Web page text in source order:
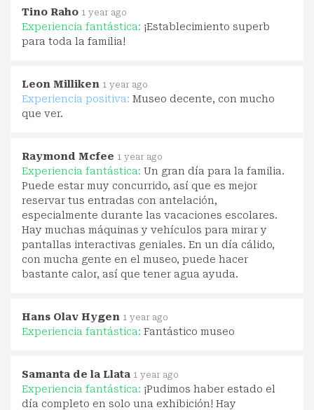
Tino Raho 1 year ago
Experiencia fantástica: ¡Establecimiento superb
para toda la familia!
Leon Milliken 1 year ago
Experiencia positiva: Museo decente, con mucho
que ver.
Raymond Mcfee 1 year ago
Experiencia fantástica: Un gran día para la familia.
Puede estar muy concurrido, así que es mejor
reservar tus entradas con antelación,
especialmente durante las vacaciones escolares.
Hay muchas máquinas y vehículos para mirar y
pantallas interactivas geniales. En un día cálido,
con mucha gente en el museo, puede hacer
bastante calor, así que tener agua ayuda.
Hans Olav Hygen 1 year ago
Experiencia fantástica: Fantástico museo
Samanta de la Llata 1 year ago
Experiencia fantástica: ¡Pudimos haber estado el
día completo en solo una exhibición! Hay